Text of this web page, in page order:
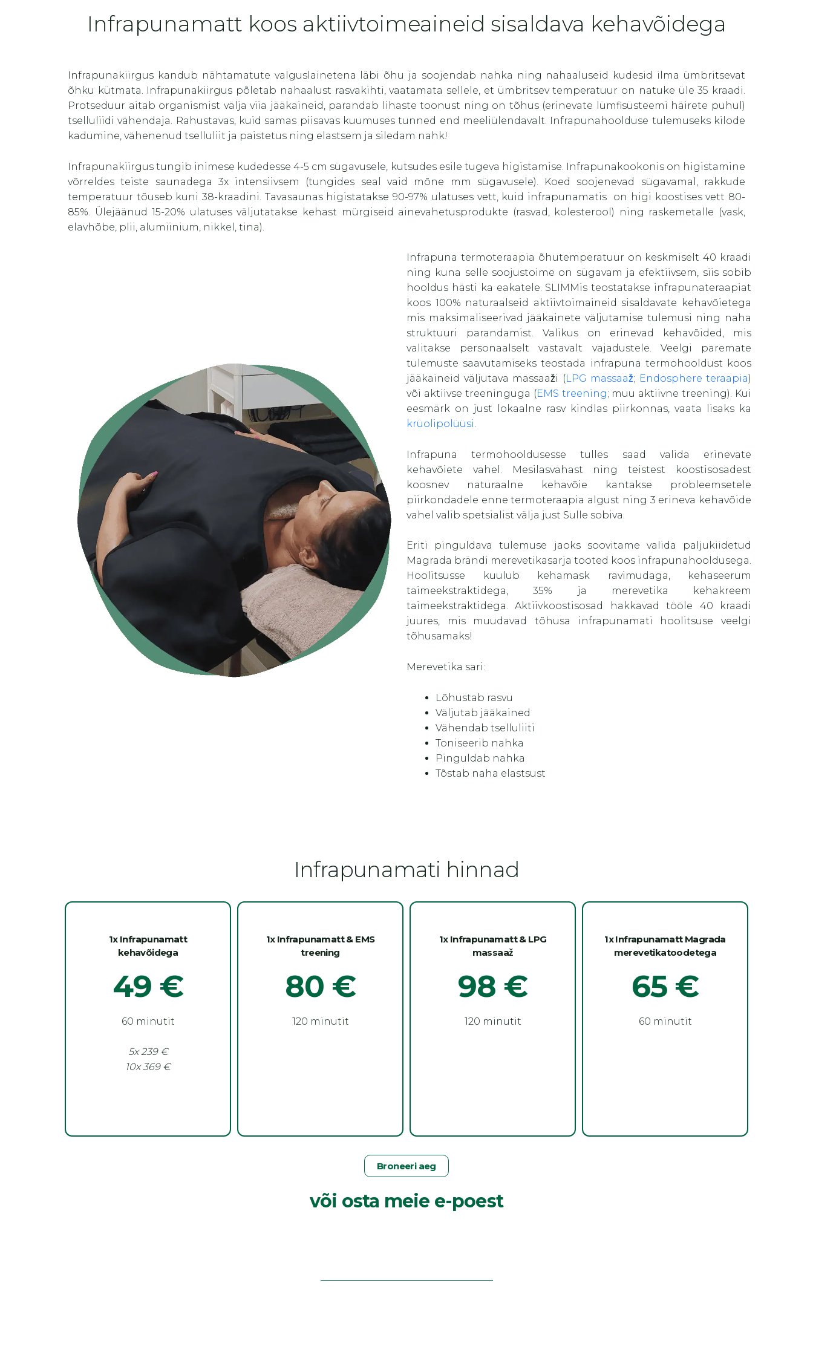
Infrapunamatt koos aktiivtoimeaineid sisaldava kehavõidega
Infrapunakiirgus kandub nähtamatute valguslainetena läbi õhu ja soojendab nahka ning nahaaluseid kudesid ilma ümbritsevat
õhku kütmata. Infrapunakiirgus põletab nahaalust rasvakihti, vaatamata sellele, et ümbritsev temperatuur on natuke üle 35 kraadi.
Protseduur aitab organismist välja viia jääkaineid, parandab lihaste toonust ning on tõhus (erinevate lümfisüsteemi häirete puhul)
tselluliidi vähendaja. Rahustavas, kuid samas piisavas kuumuses tunned end meeliülendavalt. Infrapunahoolduse tulemuseks kilode
kadumine, vähenenud tselluliit ja paistetus ning elastsem ja siledam nahk!
Infrapunakiirgus tungib inimese kudedesse 4-5 cm sügavusele, kutsudes esile tugeva higistamise. Infrapunakookonis on higistamine
võrreldes teiste saunadega 3x intensiivsem (tungides seal vaid mõne mm sügavusele). Koed soojenevad sügavamal, rakkude
temperatuur tõuseb kuni 38-kraadini. Tavasaunas higistatakse 90-97% ulatuses vett, kuid infrapunamatis on higi koostises vett 80-
85%. Ülejäänud 15-20% ulatuses väljutatakse kehast mürgiseid ainevahetusprodukte (rasvad, kolesterool) ning raskemetalle (vask,
elavhõbe, plii, alumiinium, nikkel, tina).
Infrapuna termoteraapia õhutemperatuur on keskmiselt 40 kraadi
ning kuna selle soojustoime on sügavam ja efektiivsem, siis sobib
hooldus hästi ka eakatele. SLIMMis teostatakse infrapunateraapiat
koos 100% naturaalseid aktiivtoimaineid sisaldavate kehavõietega
mis maksimaliseerivad jääkainete väljutamise tulemusi ning naha
struktuuri parandamist. Valikus on erinevad kehavõided, mis
valitakse personaalselt vastavalt vajadustele. Veelgi paremate
tulemuste saavutamiseks teostada infrapuna termohooldust koos
jääkaineid väljutava massaaži ( LPG massaaž; Endosphere teraapia)
või aktiivse treeninguga (EMS treening; muu aktiivne treening). Kui
eesmärk on just lokaalne rasv kindlas piirkonnas, vaata lisaks ka
krüolipolüüsi.
Infrapuna termohooldusesse tulles saad valida erinevate
kehavõiete vahel. Mesilasvahast ning teistest koostisosadest
koosnev naturaalne kehavõie kantakse probleemsetele
piirkondadele enne termoteraapia algust ning 3 erineva kehavõide
vahel valib spetsialist välja just Sulle sobiva.
Eriti pinguldava tulemuse jaoks soovitame valida paljukiidetud
Magrada brändi merevetikasarja tooted koos infrapunahooldusega.
Hoolitsusse kuulub kehamask ravimudaga, kehaseerum
taimeekstraktidega, 35% ja merevetika kehakreem
taimeekstraktidega. Aktiivkoostisosad hakkavad tööle 40 kraadi
juures, mis muudavad tõhusa infrapunamati hoolitsuse veelgi
tõhusamaks!
Merevetika sari:
Lõhustab rasvu
Väljutab jääkained
Vähendab tselluliiti
Toniseerib nahka
Pinguldab nahka
Tõstab naha elastsust
Infrapunamati hinnad
1x Infrapunamatt
kehavõidega
49 €
60 minutit
5x239 €
10x369 €
1x Infrapunamatt & EMS
treening
80 €
120 minutit
1x Infrapunamatt & LPG
massaaž
98 €
120 minutit
1x Infrapunamatt Magrada
merevetikatoodetega
65 €
60 minutit
Broneeri aeg
või osta meie e-poest